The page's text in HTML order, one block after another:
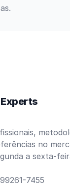
no
a sexta-
7455